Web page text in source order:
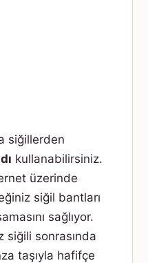
siğillerden
kullanabilirsiniz.
üzerinde
siğil bantları
sağlıyor.
siğili sonrasında
taşıyla hafifçe